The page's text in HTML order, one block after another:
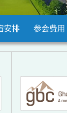
安排 参会费用